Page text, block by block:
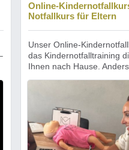
Online-
Notfallkurs für Eltern
Unser Online-
das Kindernotfalltraining
Ihnen nach Hause. Anders